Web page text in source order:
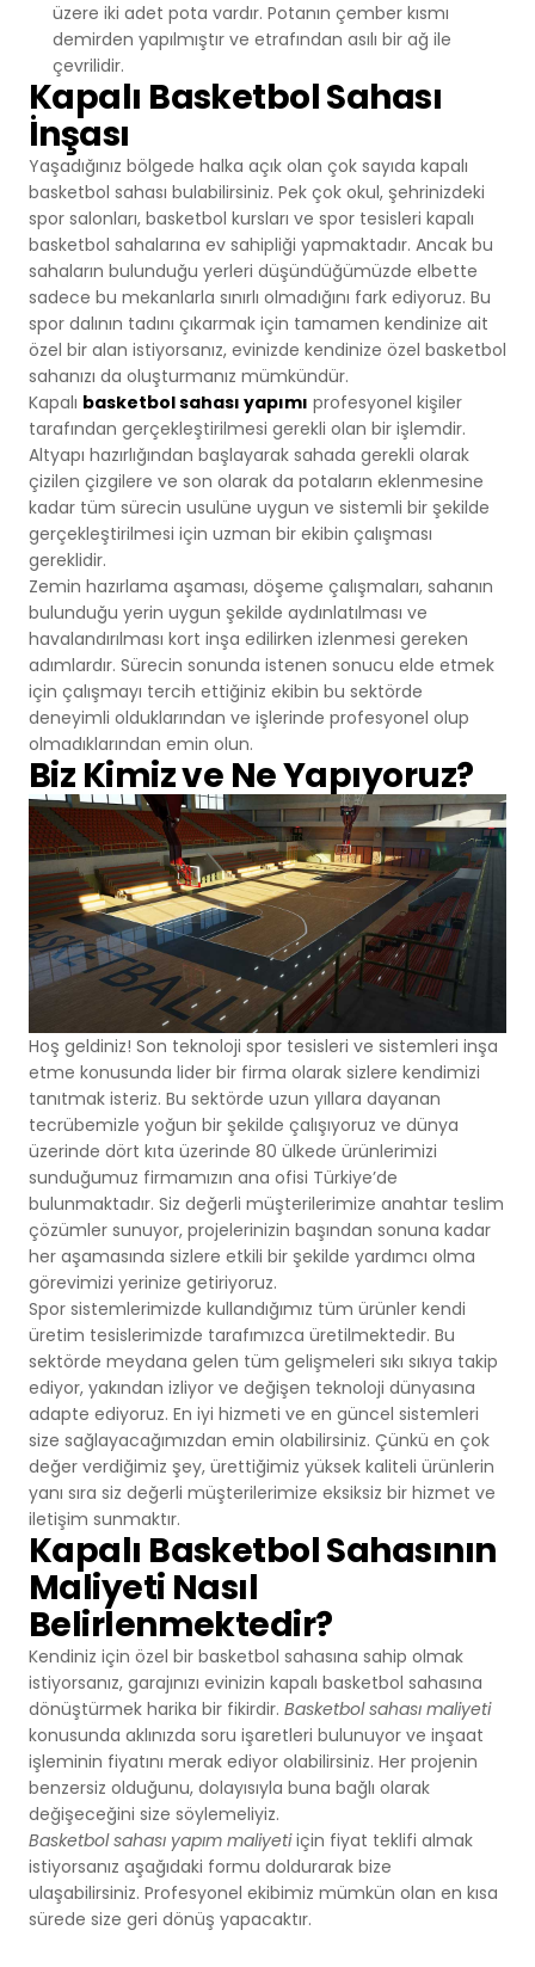
üzere iki adet pota vardır. Potanın çember kısmı
demirden yapılmıştır ve etrafından asılı bir ağ ile
çevrilidir.
Kapalı Basketbol Sahası
İnşası
Yaşadığınız bölgede halka açık olan çok sayıda kapalı
basketbol sahası bulabilirsiniz. Pek çok okul, şehrinizdeki
spor salonları, basketbol kursları ve spor tesisleri kapalı
basketbol sahalarına ev sahipliği yapmaktadır. Ancak bu
sahaların bulunduğu yerleri düşündüğümüzde elbette
sadece bu mekanlarla sınırlı olmadığını fark ediyoruz. Bu
spor dalının tadını çıkarmak için tamamen kendinize ait
özel bir alan istiyorsanız, evinizde kendinize özel basketbol
sahanızı da oluşturmanız mümkündür.
Kapalı basketbol sahası yapımı profesyonel kişiler
tarafından gerçekleştirilmesi gerekli olan bir işlemdir.
Altyapı hazırlığından başlayarak sahada gerekli olarak
çizilen çizgilere ve son olarak da potaların eklenmesine
kadar tüm sürecin usulüne uygun ve sistemli bir şekilde
gerçekleştirilmesi için uzman bir ekibin çalışması
gereklidir.
Zemin hazırlama aşaması, döşeme çalışmaları, sahanın
bulunduğu yerin uygun şekilde aydınlatılması ve
havalandırılması kort inşa edilirken izlenmesi gereken
adımlardır. Sürecin sonunda istenen sonucu elde etmek
için çalışmayı tercih ettiğiniz ekibin bu sektörde
deneyimli olduklarından ve işlerinde profesyonel olup
olmadıklarından emin olun.
Biz Kimiz ve Ne Yapıyoruz?
Hoş geldiniz! Son teknoloji spor tesisleri ve sistemleri inşa
etme konusunda lider bir firma olarak sizlere kendimizi
tanıtmak isteriz. Bu sektörde uzun yıllara dayanan
tecrübemizle yoğun bir şekilde çalışıyoruz ve dünya
üzerinde dört kıta üzerinde 80 ülkede ürünlerimizi
sunduğumuz firmamızın ana ofisi Türkiye’de
bulunmaktadır. Siz değerli müşterilerimize anahtar teslim
çözümler sunuyor, projelerinizin başından sonuna kadar
her aşamasında sizlere etkili bir şekilde yardımcı olma
görevimizi yerinize getiriyoruz.
Spor sistemlerimizde kullandığımız tüm ürünler kendi
üretim tesislerimizde tarafımızca üretilmektedir. Bu
sektörde meydana gelen tüm gelişmeleri sıkı sıkıya takip
ediyor, yakından izliyor ve değişen teknoloji dünyasına
adapte ediyoruz. En iyi hizmeti ve en güncel sistemleri
size sağlayacağımızdan emin olabilirsiniz. Çünkü en çok
değer verdiğimiz şey, ürettiğimiz yüksek kaliteli ürünlerin
yanı sıra siz değerli müşterilerimize eksiksiz bir hizmet ve
iletişim sunmaktır.
Kapalı Basketbol Sahasının
Maliyeti Nasıl
Belirlenmektedir?
Kendiniz için özel bir basketbol sahasına sahip olmak
istiyorsanız, garajınızı evinizin kapalı basketbol sahasına
dönüştürmek harika bir fikirdir. Basketbol sahası maliyeti
konusunda aklınızda soru işaretleri bulunuyor ve inşaat
işleminin fiyatını merak ediyor olabilirsiniz. Her projenin
benzersiz olduğunu, dolayısıyla buna bağlı olarak
değişeceğini size söylemeliyiz.
Basketbol sahası yapım maliyetiiçin fiyat teklifi almak
istiyorsanız aşağıdaki formu doldurarak bize
ulaşabilirsiniz. Profesyonel ekibimiz mümkün olan en kısa
sürede size geri dönüş yapacaktır.